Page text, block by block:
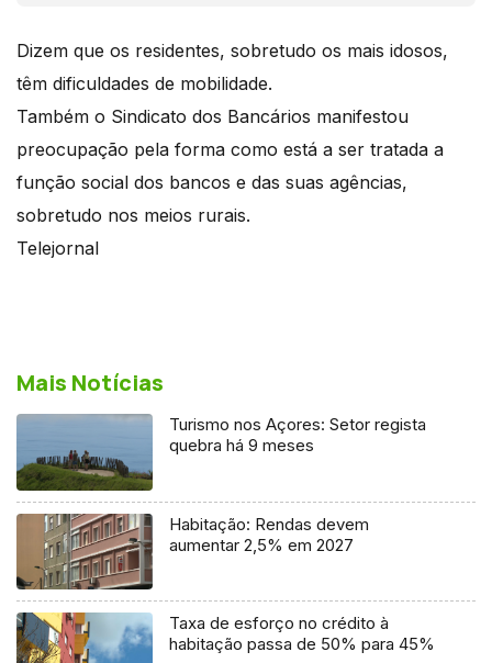
Dizem que os residentes, sobretudo os mais idosos,
têm dificuldades de mobilidade.
Também o Sindicato dos Bancários manifestou
preocupação pela forma como está a ser tratada a
função social dos bancos e das suas agências,
sobretudo nos meios rurais.
Telejornal
Mais Notícias
Turismo nos Açores: Setor regista
quebra há 9 meses
Habitação: Rendas devem
aumentar 2,5% em 2027
Taxa de esforço no crédito à
habitação passa de 50% para 45%